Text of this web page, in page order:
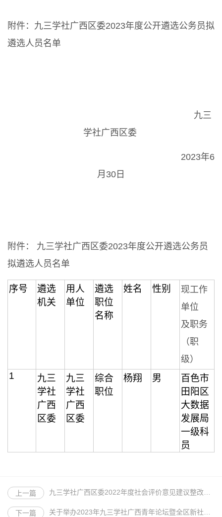
附件：九三学社广西区委2023年度公开遴选公务员拟
遴选人员名单
九三
学社广西区委
2023年6
月30日
附件： 九三学社广西区委2023年度公开遴选公务员
拟遴选人员名单
序号
遴选
机关
用人
单位
遴选
职位
名称
姓名 性别
现工作
单位
及职务
（职
级）
1
九三
学社
广西
区委
九三
学社
广西
区委
综合
职位
杨翔 男
百色市
田阳区
大数据
发展局
一级科
员
上一篇
下一篇